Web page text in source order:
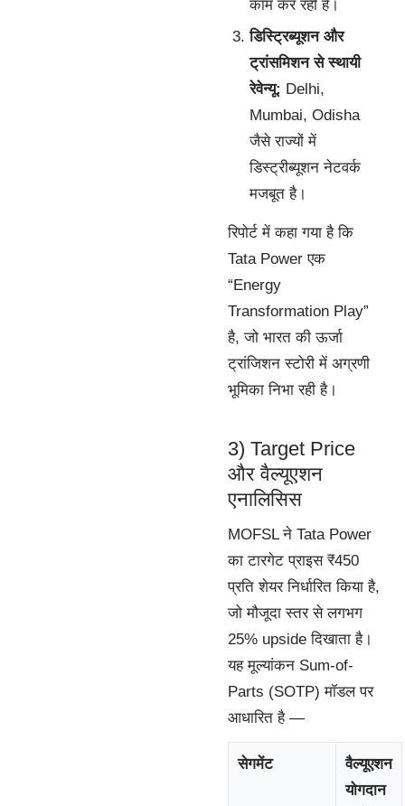
काम कर रही है।
डिस्ट्रिब्यूशन और
ट्रांसमिशन से स्थायी
रेवेन्यू: Delhi,
Mumbai, Odisha
जैसे राज्यों में
डिस्ट्रीब्यूशन नेटवर्क
मजबूत है।
रिपोर्ट में कहा गया है कि
Tata Power एक
“Energy
Transformation Play”
है, जो भारत की ऊर्जा
ट्रांजिशन स्टोरी में अग्रणी
भूमिका निभा रही है।
3) Target Price
और वैल्यूएशन
एनालिसिस
MOFSL ने Tata Power
का टारगेट प्राइस ₹450
प्रति शेयर निर्धारित किया है,
जो मौजूदा स्तर से लगभग
25% upside दिखाता है।
यह मूल्यांकन Sum-of-
Parts (SOTP) मॉडल पर
आधारित है —
सेगमेंट
वैल्यूएशन
योगदान